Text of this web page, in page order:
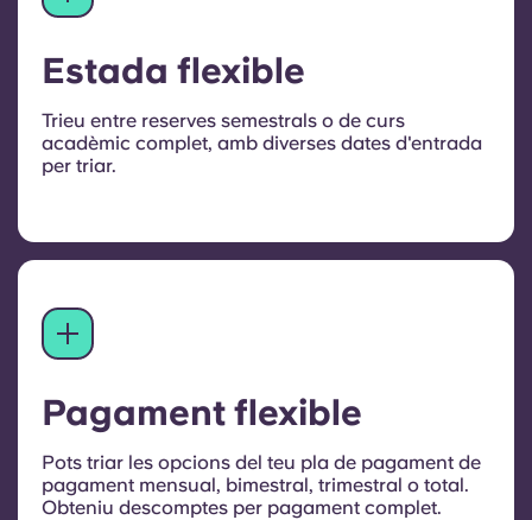
Estada flexible
Trieu entre reserves semestrals o de curs
acadèmic complet, amb diverses dates d'entrada
per triar.
Pagament flexible
Pots triar les opcions del teu pla de pagament de
pagament mensual, bimestral, trimestral o total.
Obteniu descomptes per pagament complet.